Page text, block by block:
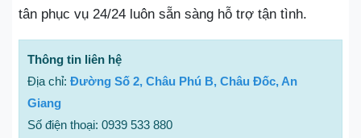
tân phục vụ 24/24 luôn sẵn sàng hỗ trợ tận tình.
Thông tin liên hệ
Địa chỉ: Đường Số 2, Châu Phú B, Châu Đốc, An
Giang
Số điện thoại: 0939 533 880